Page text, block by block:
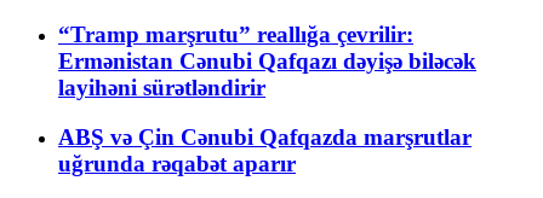
“Tramp marşrutu” reallığa çevrilir:
Ermənistan Cənubi Qafqazı dəyişə biləcək
layihəni sürətləndirir
ABŞ və Çin Cənubi Qafqazda marşrutlar
uğrunda rəqabət aparır